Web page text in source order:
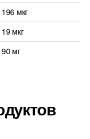
196 мкг
19 мкг
90 мг